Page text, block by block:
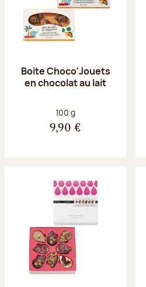
Boite Choco'Jouets
en chocolat au lait
Poids net :
100 g
9,90 €